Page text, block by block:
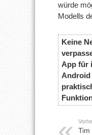
würde
Modells
Keine
App für
Android
Tim